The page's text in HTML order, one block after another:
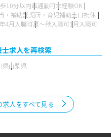
10分以内車通勤可未経験OK
・補助託児所・育児補助土日祝休
4月入職可夏～秋入職可1月入職可
求人を再検索
県山梨県
人をすべて見る